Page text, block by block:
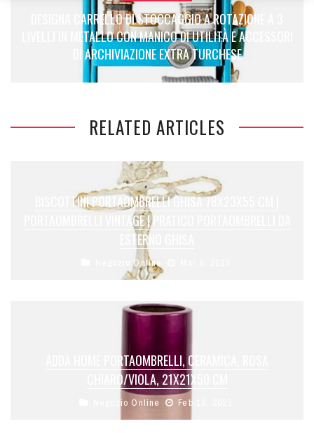
DESIGNA CARRELLO DI STOCCAGGIO A ROTAZIONE A 3
LIVELLI IN METALLO CON MANICO DI UTILITÀ E ACCESSORI
DI ARCHIVIAZIONE EXTRA TURCHESE
RELATED ARTICLES
BISCOTTINI PORTAOMBRELLI GHISA 78X23X55 CM |
PORTAOMBRELLI VINTAGE | PRATICO PORTAOMBRELLI DA
ESTERNO GHISA
Negozio Online
ADDA HOME PORTAOMBRELLI, CERAMICA, ROSA
CHIARO/VIOLA, 21X21X50 CM
Negozio Online Feb 19, 2023